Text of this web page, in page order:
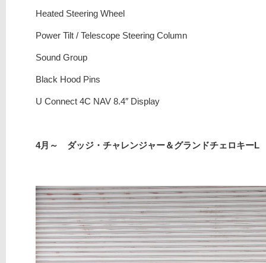
Heated Steering Wheel
Power Tilt / Telescope Steering Column
Sound Group
Black Hood Pins
U Connect 4C NAV 8.4″ Display
4月～ ダッジ・チャレンジャー＆グランドチェロキーL